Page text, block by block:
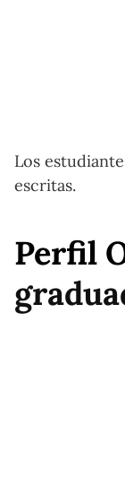
Los
escritas.
Perfil